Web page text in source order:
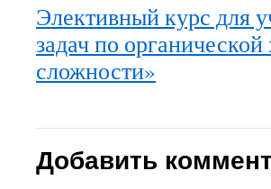
Элективный курс для
задач по
сложности»
Добавить